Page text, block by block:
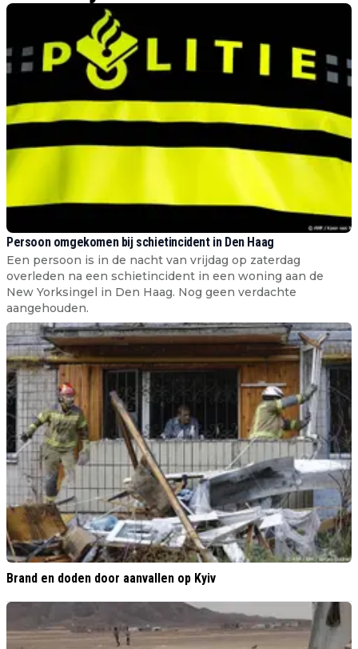
Persoon omgekomen bij schietincident in Den Haag
Een persoon is in de nacht van vrijdag op zaterdag
overleden na een schietincident in een woning aan de
New Yorksingel in Den Haag. Nog geen verdachte
aangehouden.
Brand en doden door aanvallen op Kyiv